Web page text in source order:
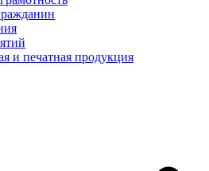
и печатная продукция